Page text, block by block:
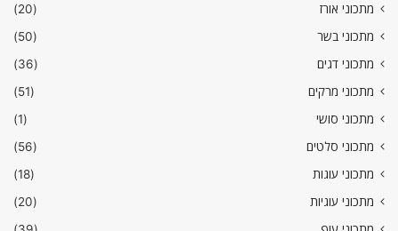
מתכוני אורז
(20)
מתכוני בשר
(50)
מתכוני דגים
(36)
מתכוני מרקים
(51)
מתכוני סושי
(1)
מתכוני סלטים
(56)
מתכוני עוגות
(18)
מתכוני עוגיות
(20)